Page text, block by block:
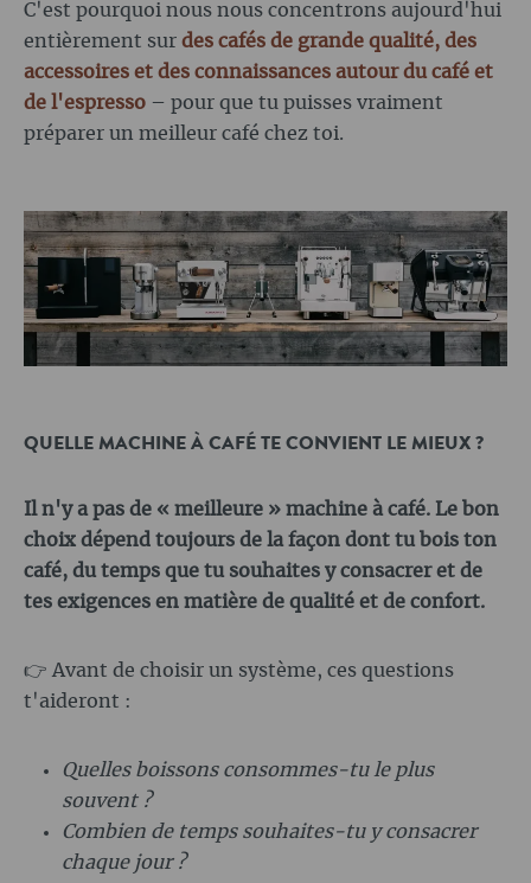
C'est pourquoi nous nous concentrons aujourd'hui
entièrement sur des cafés de grande qualité, des
accessoires et des connaissances autour du café et
de l'espresso – pour que tu puisses vraiment
préparer un meilleur café chez toi.
QUELLE MACHINE À CAFÉ TE CONVIENT LE MIEUX ?
Il n'y a pas de « meilleure » machine à café. Le bon
choix dépend toujours de la façon dont tu bois ton
café, du temps que tu souhaites y consacrer et de
tes exigences en matière de qualité et de confort.
👉 Avant de choisir un système, ces questions
t'aideront :
Quelles boissons consommes-tu le plus
souvent ?
Combien de temps souhaites-tu y consacrer
chaque jour ?